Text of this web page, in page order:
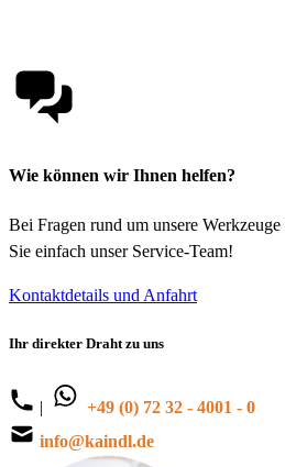
Wie können wir Ihnen helfen?
Bei Fragen rund um unsere
Sie einfach unser Service-Team!
Kontaktdetails und Anfahrt
Ihr direkter Draht zu uns
|
+49 (0) 72 32 - 4001 - 0
info@kaindl.de